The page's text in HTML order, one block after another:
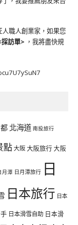
職人創業家，如果您
採訪單> ，我將盡快規
北海道 南投旅行
點大阪大阪旅行大阪
月潭 日月潭旅行 日
日本旅行 日本
日本滑雪自助 日本滑